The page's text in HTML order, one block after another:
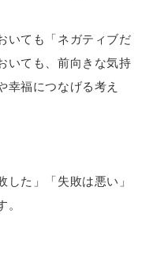
いても「ネガティブだ
いても、前向きな気持
幸福につなげる考え
した」「失敗は悪い」